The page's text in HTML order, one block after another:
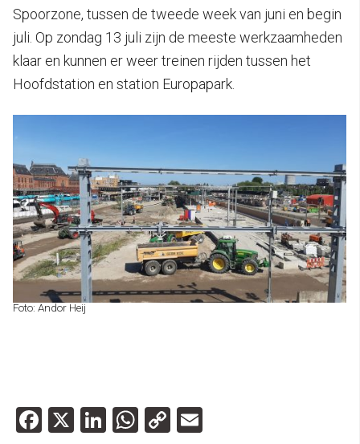
Spoorzone, tussen de tweede week van juni en begin
juli. Op zondag 13 juli zijn de meeste werkzaamheden
klaar en kunnen er weer treinen rijden tussen het
Hoofdstation en station Europapark.
Foto: Andor Heij
Facebook
X LinkedIn
WhatsApp
Copy